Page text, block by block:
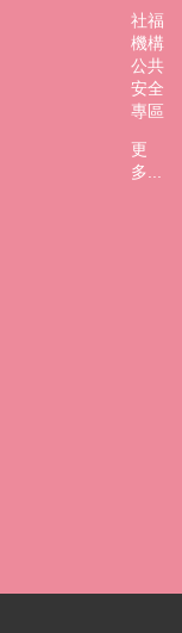
社福
機構
公共
安全
專區
更
多...